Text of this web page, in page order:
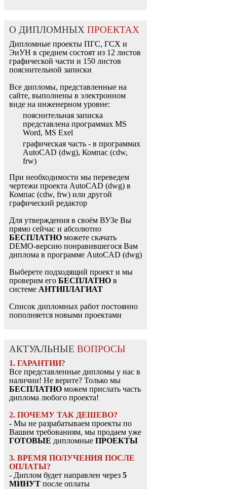
О ДИПЛОМНЫХ ПРОЕКТАХ
Дипломные проекты ПГС, ГСХ и
ЭиУН в среднем состоят из 12 листов
графической части и 150 листов
пояснительной записки
Все дипломы, представленные на
сайте, выполнены в электронном
виде на инженерном уровне:
пояснительная записка
представлена программах MS
Word, MS Exel
графическая часть - в программах
AutoCAD (dwg), Компас (cdw,
frw)
При необходимости мы переведем
чертежи проекта AutoCAD (dwg) в
Компас (cdw, frw) или другой
графический редактор
Для утверждения в своём ВУЗе Вы
прямо сейчас и абсолютно
БЕСПЛАТНО можете скачать
DEMO-версию понравившегося Вам
диплома в программе AutoCAD (dwg)
Выберете подходящий проект и мы
проверим его БЕСПЛАТНО в
системе АНТИПЛАГИАТ
Список дипломных работ постоянно
пополняется новыми проектами
АКТУАЛЬНЫЕ ВОПРОСЫ
1. ГАРАНТИИ?
Все представленные дипломы у нас в
наличии! Не верите? Только мы
БЕСПЛАТНО можем прислать часть
диплома любого проекта!
2. ПОЧЕМУ ТАК ДЕШЕВО?
- Мы не разрабатываем проекты по
Вашим требованиям, мы продаем уже
ГОТОВЫЕ дипломные ПРОЕКТЫ
3. ВРЕМЯ ПОЛУЧЕНИЯ ПОСЛЕ
ОПЛАТЫ?
- Диплом будет направлен через 5
МИНУТ после оплаты